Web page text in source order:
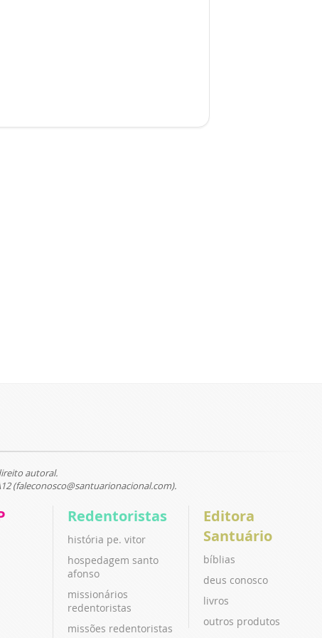
autoral.
(faleconosco@santuarionacional.com).
Redentoristas
história pe. vitor
hospedagem santo
afonso
missionários
redentoristas
missões redentoristas
Editora
Santuário
bíblias
deus conosco
livros
outros produtos